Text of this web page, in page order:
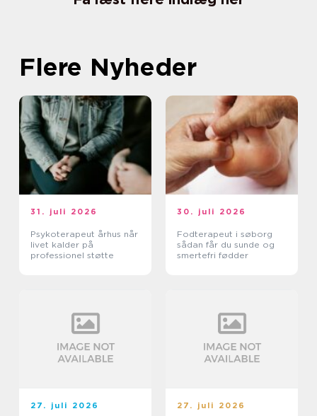
Flere Nyheder
31. juli 2026
Psykoterapeut århus når
livet kalder på
professionel støtte
30. juli 2026
Fodterapeut i søborg
sådan får du sunde og
smertefri fødder
27. juli 2026 27. juli 2026